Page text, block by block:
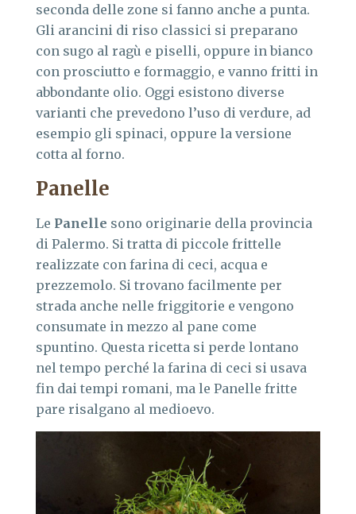
seconda delle zone si fanno anche a punta.
Gli arancini di riso classici si preparano
con sugo al ragù e piselli, oppure in bianco
con prosciutto e formaggio, e vanno fritti in
abbondante olio. Oggi esistono diverse
varianti che prevedono l’uso di verdure, ad
esempio gli spinaci, oppure la versione
cotta al forno.
Panelle
Le Panelle sono originarie della provincia
di Palermo. Si tratta di piccole frittelle
realizzate con farina di ceci, acqua e
prezzemolo. Si trovano facilmente per
strada anche nelle friggitorie e vengono
consumate in mezzo al pane come
spuntino. Questa ricetta si perde lontano
nel tempo perché la farina di ceci si usava
fin dai tempi romani, ma le Panelle fritte
pare risalgano al medioevo.